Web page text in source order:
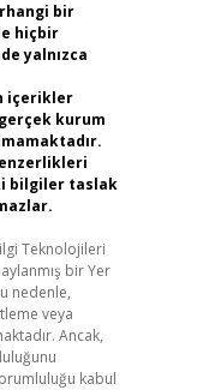
bir
hiçbir
yalnızca
içerikler
kurum
bilgiler taslak
Teknolojileri
bir Yer
nedenle,
veya
Ancak,
kabul